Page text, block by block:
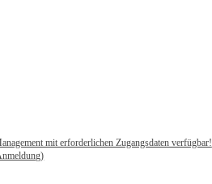
mit erforderlichen Zugangsdaten verfügbar!